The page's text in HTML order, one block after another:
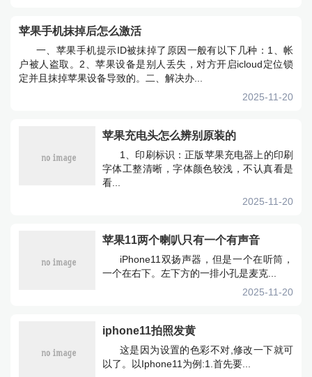
苹果手机抹掉后怎么激活
一、苹果手机提示ID被抹掉了原因一般有以下几种：1、帐
户被人盗取。2、苹果设备是别人丢失，对方开启icloud定位锁
定并且抹掉苹果设备导致的。二、解决办...
2025-11-20
苹果充电头怎么辨别原装的
1、印刷标识：正版苹果充电器上的印刷
字体工整清晰，字体颜色较浅，不认真看是
看...
2025-11-20
苹果11两个喇叭只有一个有声音
iPhone11双扬声器，但是一个在听筒，
一个在右下。左下方的一排小孔是麦克...
2025-11-20
iphone11拍照发黄
这是因为设置的色彩不对,修改一下就可
以了。以Iphone11为例:1.首先要...